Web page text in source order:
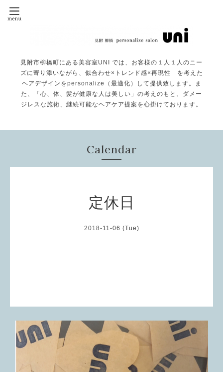
見附市柳橋町にある美容室UNI では、お客様の１人１人のニー
ズに寄り添いながら、似合わせ×トレンド感×再現性 を考えた
ヘアデザインをpersonalize（最適化）して提供致します。ま
た、「心、体、髪が健康な人は美しい」の考えのもと、ダメー
ジレスな施術、継続可能なヘアケア提案を心掛けております。
Calendar
定休日
2018-11-06 (Tue)